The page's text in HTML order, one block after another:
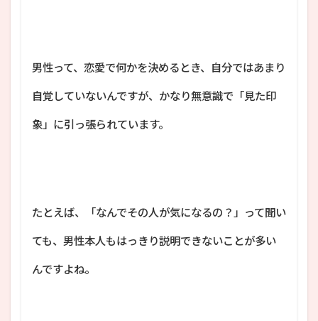
男性って、恋愛で何かを決めるとき、自分ではあまり
自覚していないんですが、かなり無意識で「見た印
象」に引っ張られています。
たとえば、「なんでその人が気になるの？」って聞い
ても、男性本人もはっきり説明できないことが多い
んですよね。